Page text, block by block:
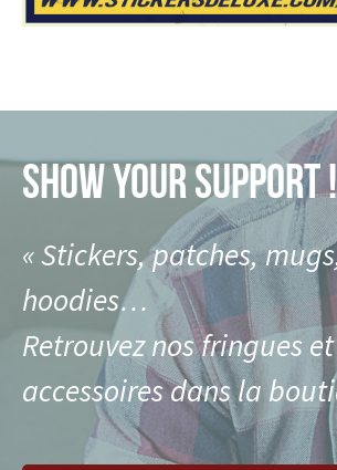
SHOW YOUR SUPPORT !
« Stickers, patches,
hoodies…
Retrouvez nos fringues
accessoires dans la